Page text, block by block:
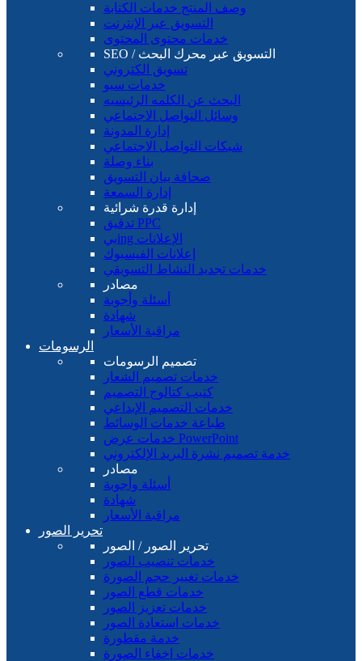
وصف المنتج خدمات الكتابة
التسويق عبر الإنترنت
خدمات محتوى المحتوى
SEO / التسويق عبر محرك البحث
تسويق الكتروني
خدمات سيو
البحث عن الكلمه الرئيسيه
وسائل التواصل الاجتماعي
إدارة المدونة
شبكات التواصل الاجتماعي
بناء وصلة
صحافة بيان التسويق
إدارة السمعة
إدارة قدرة شرائية
تدقيق PPC
بيing الإعلانات
إعلانات الفيسبوك
خدمات تجديد النشاط التسويقي
مصادر
أسئلة وأجوبة
شهادة
مراقبة الأسعار
الرسومات
تصميم الرسومات
خدمات تصميم الشعار
كتيب كتالوج التصميم
خدمات التصميم الإبداعي
طباعة خدمات الوسائط
خدمات عرض PowerPoint
خدمة تصميم نشرة البريد الإلكتروني
مصادر
أسئلة وأجوبة
شهادة
مراقبة الأسعار
تحرير الصور
تحرير الصور / الصور
خدمات تنصيب الصور
خدمات تغيير حجم الصورة
خدمات قطع الصور
خدمات تعزيز الصور
خدمات استعادة الصور
خدمة مقطورة
خدمات اخفاء الصورة